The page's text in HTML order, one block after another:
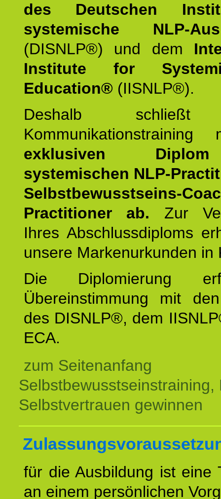
des Deutschen
systemische NLP-
(DISNLP®) und dem
Institute for
Education® (IISNLP®).
Deshalb schließt
exklusiven
systemischen NLP-
Selbstbewusstseins-
Practitioner ab. Zur
Ihres Abschlussdiploms
unsere Markenurkunden in
Die Diplomierung
Übereinstimmung mit
des DISNLP®, dem
ECA.
zum Seitenanfang
Selbstbewusstseinstraining,
Selbstvertrauen gewinnen
für die Ausbildung ist eine
an einem persönlichen